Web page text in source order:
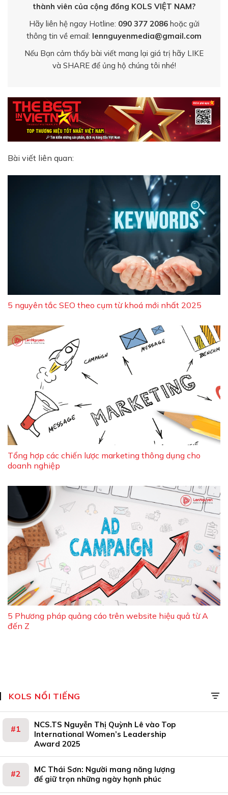
thành viên của cộng đồng KOLS VIỆT NAM?
Hãy liên hệ ngay Hotline: 090 377 2086hoặc gửi
thông tin về email: lennguyenmedia@gmail.com
Nếu Bạn cảm thấy bài viết mang lại giá trị hãy LIKE
và SHARE để ủng hộ chúng tôi nhé!
Bài viết liên quan:
5 nguyên tắc SEO theo cụm từ khoá mới nhất 2025
Tổng hợp các chiến lược marketing thông dụng cho
doanh nghiệp
5 Phương pháp quảng cáo trên website hiệu quả từ A
đến Z
KOLS NỔI TIẾNG
NCS.TS Nguyễn Thị Quỳnh Lê vào Top
International Women’s Leadership
Award 2025
MC Thái Sơn: Người mang năng lượng
để giữ trọn những ngày hạnh phúc